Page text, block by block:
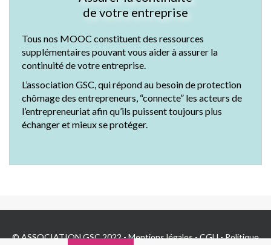
de votre entreprise
Tous nos MOOC constituent des ressources
supplémentaires pouvant vous aider à assurer la
continuité de votre entreprise.
L’association GSC, qui répond au besoin de protection
chômage des entrepreneurs, “connecte” les acteurs de
l’entrepreneuriat afin qu’ils puissent toujours plus
échanger et mieux se protéger.
© ASSOCIATION GSC 2022 -Mentions légales-CGU-Politique